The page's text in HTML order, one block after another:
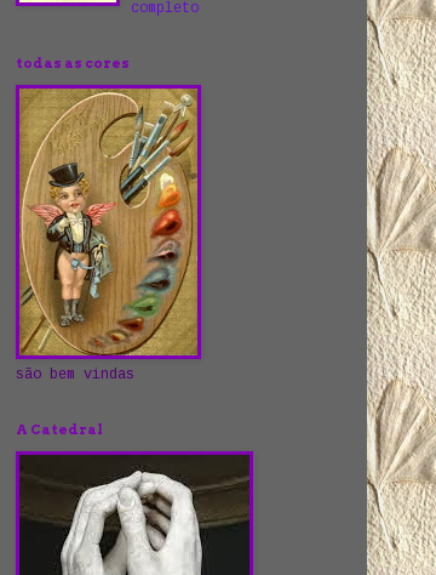
completo
todas as cores
são bem vindas
A Catedral